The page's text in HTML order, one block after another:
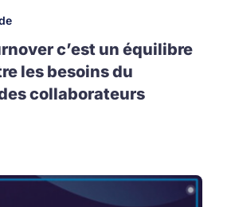
c’est un équilibre
les besoins du
collaborateurs